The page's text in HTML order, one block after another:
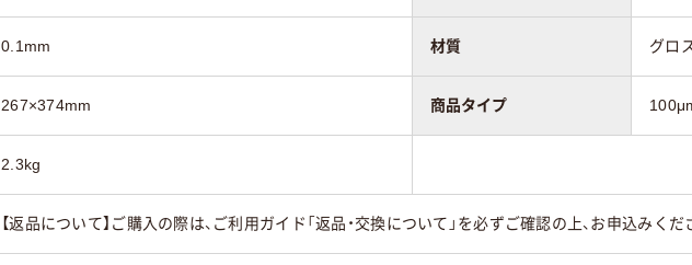
0.1mm 材質 グロ
267×374mm 商品タイプ
2.3kg
【返品について】ご購入の際は、ご利用ガイド「返品・交換について」を必ずご確認の上、お申込みくだ